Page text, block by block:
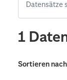
1
Sortieren nach